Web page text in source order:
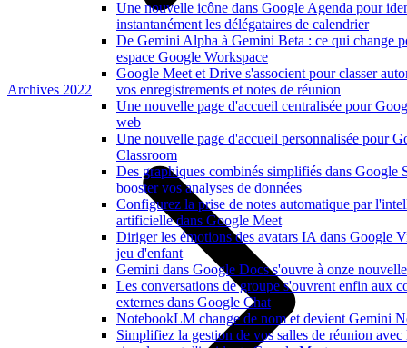
Une nouvelle icône dans Google Agenda pour
instantanément les délégataires de calendrier
De Gemini Alpha à Gemini Beta : ce qui change
espace Google Workspace
Google Meet et Drive s'associent pour classer
vos enregistrements et notes de réunion
Une nouvelle page d'accueil centralisée pour
web
Une nouvelle page d'accueil personnalisée pour
Classroom
Des graphiques combinés simplifiés dans Google
booster vos analyses de données
Configurez la prise de notes automatique par
artificielle dans Google Meet
Diriger les émotions des avatars IA dans Google
jeu d'enfant
Gemini dans Google Docs s'ouvre à onze
Les conversations de groupe s'ouvrent enfin aux
externes dans Google Chat
NotebookLM change de nom et devient Gemini
Simplifiez la gestion de vos salles de réunion avec
Archives 2022